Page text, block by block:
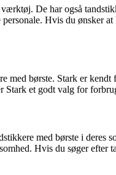
De har også
Hvis du ønsker
med børste. Stark er
et godt valg for
med børste i
Hvis du søger